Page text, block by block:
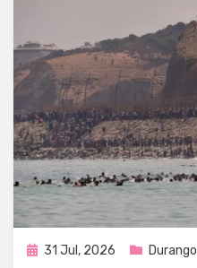
Publicada
31 Jul, 2026 Durango